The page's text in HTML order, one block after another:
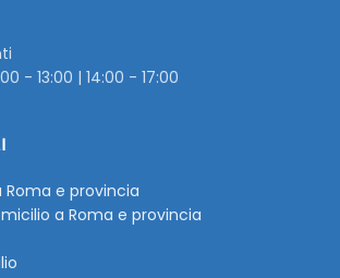
- 13:00 | 14:00 - 17:00
e provincia
a Roma e provincia